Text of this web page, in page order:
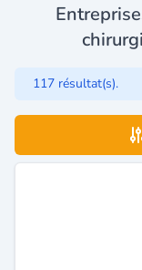
117 résultat(s).